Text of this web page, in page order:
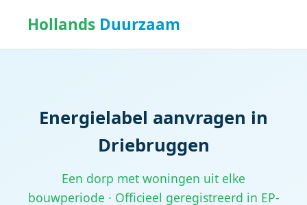
Hollands Duurzaam
Energielabel aanvragen in
Driebruggen
Een dorp met woningen uit elke
bouwperiode · Officieel geregistreerd in EP-